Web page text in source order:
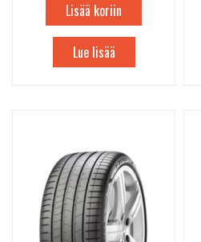
Lisää koriin
Lue lisää